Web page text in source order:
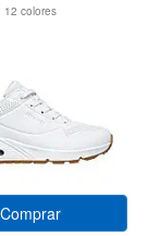
12 colores
Comprar